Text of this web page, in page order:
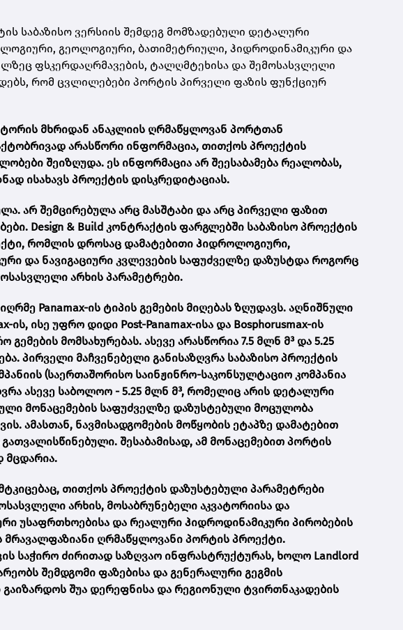
საბაზისო ვერსიის შემდეგ მომზადებული დეტალური
გეოლოგიური, ბათიმეტრიული, ჰიდროდინამიკური და
ფსკერდაღრმავების, ტალღმტეხისა და შემოსასვლელი
რომ ცვლილებები პორტის პირველი ფაზის ფუნქციურ
მხრიდან ანაკლიის ღრმაწყლოვან პორტთან
არასწორი ინფორმაცია, თითქოს პროექტის
შეიზღუდა. ეს ინფორმაცია არ შეესაბამება რეალობას,
ისახავს პროექტის დისკრედიტაციას.
არ შემცირებულა არც მასშტაბი და არც პირველი ფაზით
Design & Build კონტრაქტის ფარგლებში საბაზისო პროექტის
რომლის დროსაც დამატებითი ჰიდროლოგიური,
და ნავიგაციური კვლევების საფუძველზე დაზუსტდა როგორც
არხის პარამეტრები.
Panamax-ის ტიპის გემების მიღებას ზღუდავს. აღნიშნული
ისე უფრო დიდი Post-Panamax-ისა და Bosphorusmax-ის
მომსახურებას. ასევე არასწორია 7.5 მლნ მ³ და 5.25
პირველი მაჩვენებელი განისაზღვრა საბაზისო პროექტის
(საერთაშორისო საინჟინრო-საკონსულტაციო კომპანია
ასევე საბოლოო - 5.25 მლნ მ³, რომელიც არის დეტალური
მონაცემების საფუძველზე დაზუსტებული მოცულობა
ამასთან, ნავმისადგომების მოწყობის ეტაპზე დამატებით
შესაბამისად, ამ მონაცემებით პორტის
მცდარია.
თითქოს პროექტის დაზუსტებული პარამეტრები
არხის, მოსაბრუნებელი აკვატორიისა და
უსაფრთხოებისა და რეალური ჰიდროდინამიკური პირობების
მრავალფაზიანი ღრმაწყლოვანი პორტის პროექტი.
საჭირო ძირითად საზღვაო ინფრასტრუქტურას, ხოლო Landlord
შემდგომი ფაზებისა და გენერალური გეგმის
შუა დერეფნისა და რეგიონული ტვირთნაკადების